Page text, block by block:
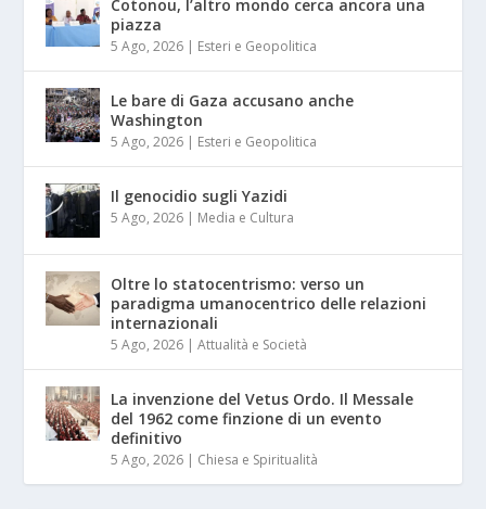
Cotonou, l’altro mondo cerca ancora una
piazza
5 Ago, 2026 | Esteri e Geopolitica
Le bare di Gaza accusano anche
Washington
5 Ago, 2026 | Esteri e Geopolitica
Il genocidio sugli Yazidi
5 Ago, 2026 | Media e Cultura
Oltre lo statocentrismo: verso un
paradigma umanocentrico delle relazioni
internazionali
5 Ago, 2026 |Attualità e Società
La invenzione del Vetus Ordo. Il Messale
del 1962 come finzione di un evento
definitivo
5 Ago, 2026 | Chiesa e Spiritualità